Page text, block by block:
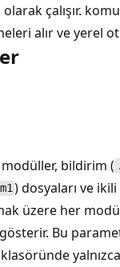
çalışır.
alır ve yerel
bildirim (
) dosyaları ve
üzere her
gösterir. Bu